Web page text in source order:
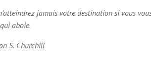
jamais votre destination si vous
aboie.
S. Churchill